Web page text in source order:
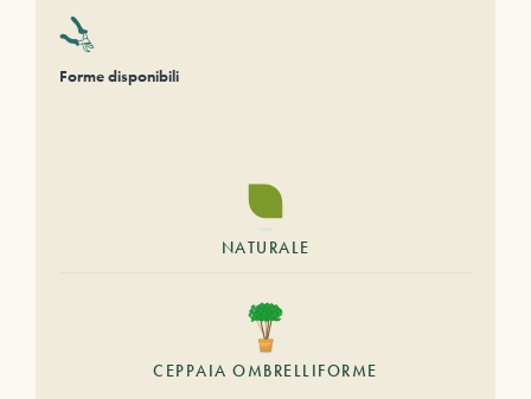
Forme disponibili
NATURALE
CEPPAIA OMBRELLIFORME